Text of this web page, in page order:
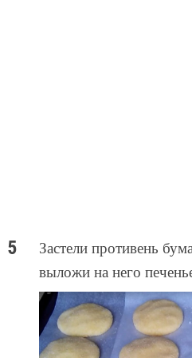
Застели противень
выложи на него